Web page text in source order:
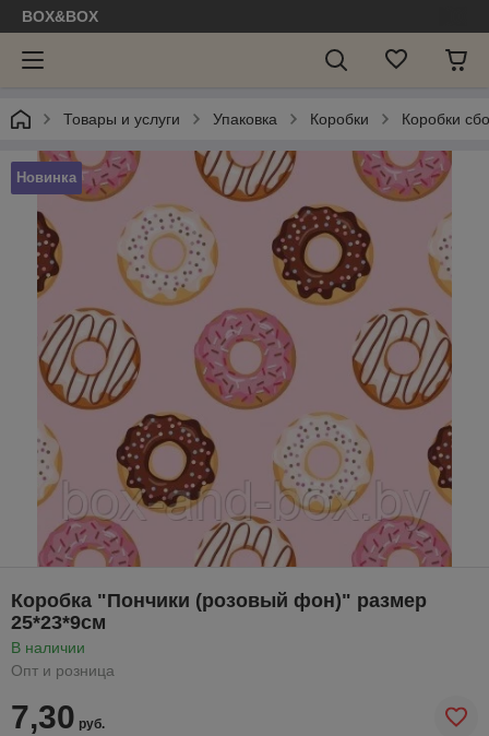
BOX&BOX
Товары и услуги Упаковка Коробки Коробки
Новинка
Коробка "Пончики (розовый фон)" размер
25*23*9см
В наличии
Опт и розница
7,30 руб.